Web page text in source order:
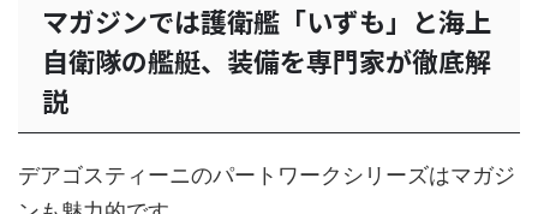
マガジンでは護衛艦「いずも」と海上
自衛隊の艦艇、装備を専門家が徹底解
説
デアゴスティーニのパートワークシリーズはマガジ